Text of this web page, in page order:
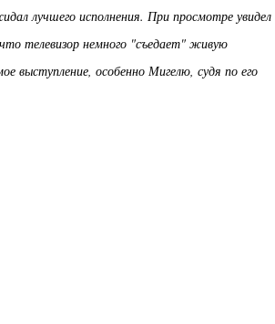
лучшего исполнения. При просмотре увидел
телевизор немного "съедает" живую
выступление, особенно Мигелю, судя по его